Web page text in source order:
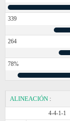
339
264
78%
ALINEACIÓN :
4-4-1-1